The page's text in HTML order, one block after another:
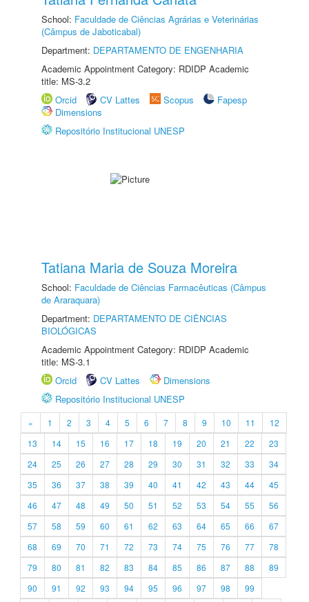
School: Faculdade de Ciências Agrárias e Veterinárias
(Câmpus de Jaboticabal)
Department: DEPARTAMENTO DE ENGENHARIA
Academic Appointment Category: RDIDP Academic
title: MS-3.2
Orcid
CV Lattes Scopus
Fapesp
Dimensions
Repositório Institucional UNESP
Tatiana Maria de Souza Moreira
School: Faculdade de Ciências Farmacêuticas (Câmpus
de Araraquara)
Department: DEPARTAMENTO DE CIÊNCIAS
BIOLÓGICAS
Academic Appointment Category: RDIDP Academic
title: MS-3.1
Orcid
CV Lattes
Dimensions
Repositório Institucional UNESP
« 1 2 3 4 5 6 7 8 9 10 11
12
13
14 15 16 17 18 19 20 21 22
23
24
25 26 27 28 29 30 31 32 33
34
35
36 37 38 39 40 41 42 43 44
45
46
47 48 49 50 51 52 53 54 55
56
57
58 59 60 61 62 63 64 65 66
67
68
69 70 71 72 73 74 75 76 77
78
79
80 81 82 83 84 85 86 87 88
89
90
91 92 93 94 95 96 97 98
99